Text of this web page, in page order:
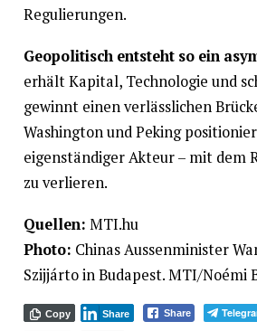
Regulierungen.
Geopolitisch entsteht so ein
erhält Kapital, Technologie und
gewinnt einen verlässlichen
Washington und Peking
eigenständiger Akteur – mit dem
zu verlieren.
Quellen: MTI.hu
Photo: Chinas Aussenminister
Szijjárto in Budapest. MTI/Noémi
Copy Share
Share